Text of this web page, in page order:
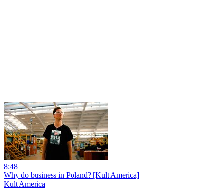
8:48
Why do business in Poland? [Kult America]
Kult America